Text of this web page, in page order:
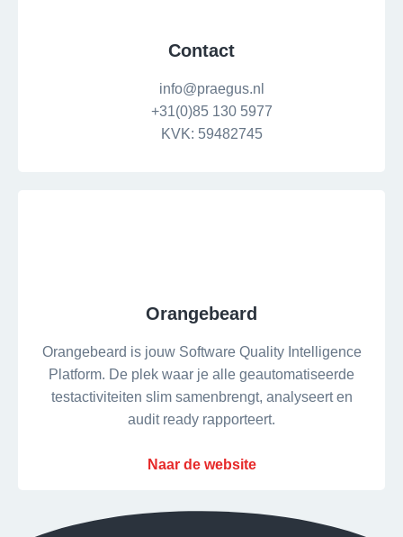
Contact
info@praegus.nl
+31(0)85 130 5977
KVK: 59482745
Orangebeard
Orangebeard is jouw Software Quality Intelligence
Platform. De plek waar je alle geautomatiseerde
testactiviteiten slim samenbrengt, analyseert en
audit ready rapporteert.
Naar de website